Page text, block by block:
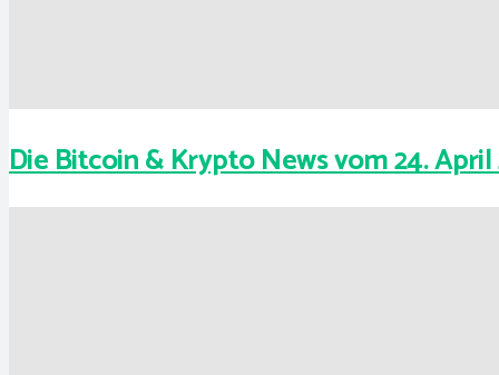
Die Bitcoin & Krypto News vom 24. April